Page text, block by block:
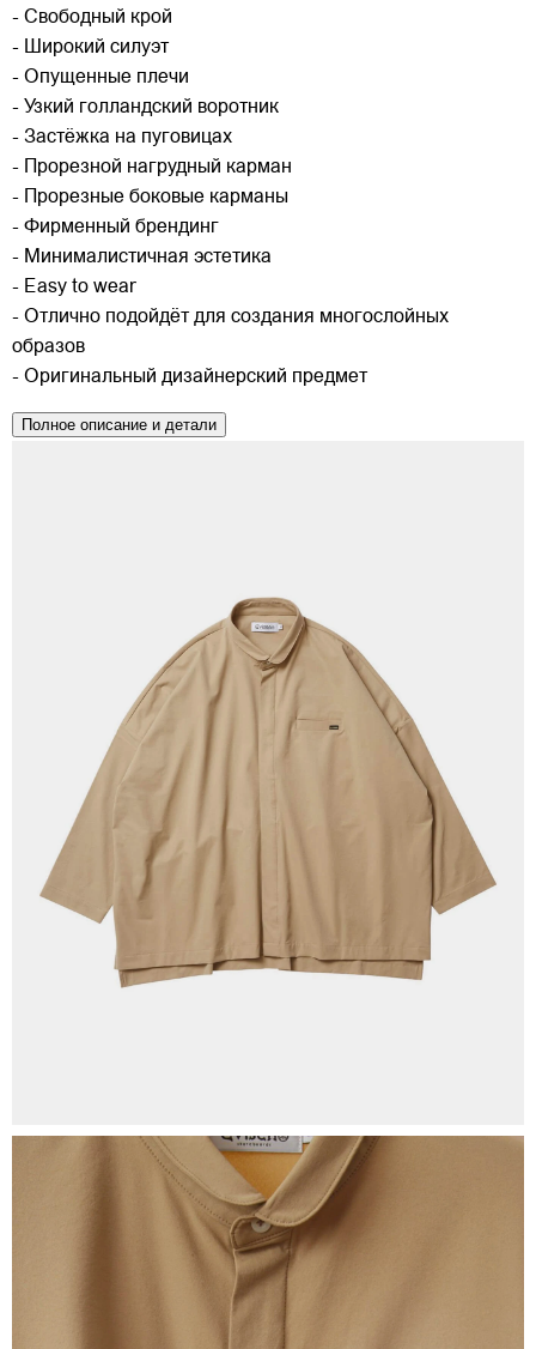
- Свободный крой
- Широкий силуэт
- Опущенные плечи
- Узкий голландский воротник
- Застёжка на пуговицах
- Прорезной нагрудный карман
- Прорезные боковые карманы
- Фирменный брендинг
- Минималистичная эстетика
- Easy to wear
- Отлично подойдёт для создания многослойных
образов
- Оригинальный дизайнерский предмет
Полное описание и детали